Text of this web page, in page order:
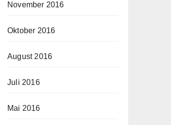
November 2016
Oktober 2016
August 2016
Juli 2016
Mai 2016